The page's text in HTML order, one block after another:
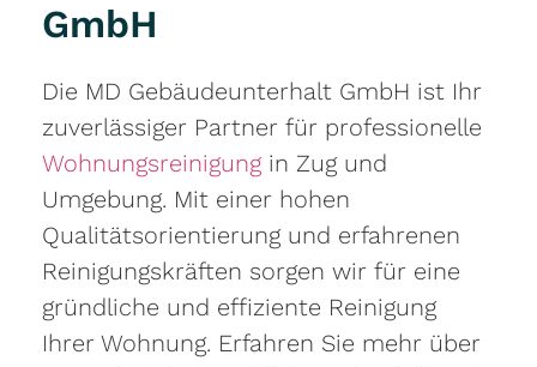
GmbH
Die MD Gebäudeunterhalt GmbH ist Ihr
zuverlässiger Partner für professionelle
Wohnungsreinigungin Zug und
Umgebung. Mit einer hohen
Qualitätsorientierung und erfahrenen
Reinigungskräften sorgen wir für eine
gründliche und effiziente Reinigung
Ihrer Wohnung. Erfahren Sie mehr über